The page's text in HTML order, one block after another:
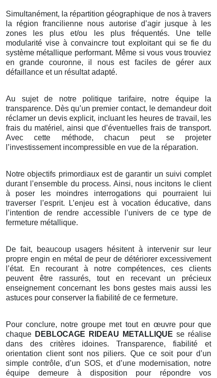
Simultanément, la répartition géographique de nos à travers
la région francilienne nous autorise d’agir jusque à les
zones les plus et/ou les plus fréquentés. Une telle
modularité vise à convaincre tout exploitant qui se fie du
système métallique performant. Même si vous vous trouviez
en grande couronne, il nous est faciles de gérer aux
défaillance et un résultat adapté.
Au sujet de notre politique tarifaire, notre équipe la
transparence. Dès qu’un premier contact, le demandeur doit
réclamer un devis explicit, incluant les heures de travail, les
frais du matériel, ainsi que d’éventuelles frais de transport.
Avec cette méthode, chacun peut se projeter
l’investissement incompressible en vue de la réparation.
Notre objectifs primordiaux est de garantir un suivi complet
durant l’ensemble du process. Ainsi, nous incitons le client
à poser les moindres interrogations qui pourraient lui
traverser l’esprit. L’enjeu est à vocation éducative, dans
l’intention de rendre accessible l’univers de ce type de
fermeture métallique.
De fait, beaucoup usagers hésitent à intervenir sur leur
propre engin en métal de peur de détériorer excessivement
l’état. En recourant à notre compétences, ces clients
peuvent être rassurés, tout en recevant un précieux
enseignement concernant les bons gestes mais aussi les
astuces pour conserver la fiabilité de ce fermeture.
Pour conclure, notre groupe met tout en œuvre pour que
chaque DEBLOCAGE RIDEAU METALLIQUE se réalise
dans des critères idoines. Transparence, fiabilité et
orientation client sont nos piliers. Que ce soit pour d’un
simple contrôle, d’un SOS, et d’une modernisation, notre
équipe demeure à disposition pour répondre vos